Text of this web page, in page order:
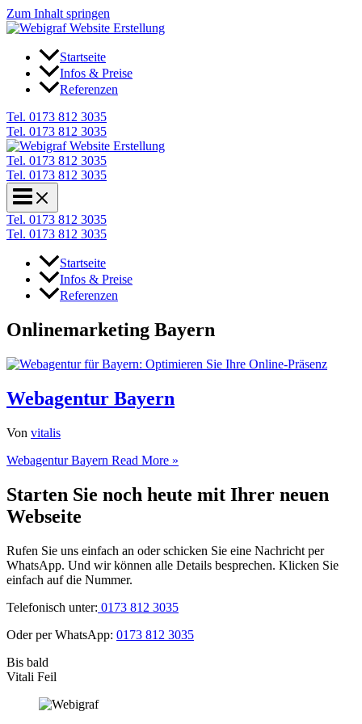
Zum Inhalt springen
Startseite
Infos & Preise
Referenzen
Tel. 0173 812 3035
Tel. 0173 812 3035
Tel. 0173 812 3035
Tel. 0173 812 3035
Tel. 0173 812 3035
Tel. 0173 812 3035
Startseite
Infos & Preise
Referenzen
Onlinemarketing Bayern
Webagentur Bayern
Von vitalis
Webagentur Bayern Read More »
Starten Sie noch heute mit Ihrer neuen
Webseite
Rufen Sie uns einfach an oder schicken Sie eine Nachricht per
WhatsApp. Und wir können alle Details besprechen. Klicken Sie
einfach auf die Nummer.
Telefonisch unter: 0173 812 3035
Oder per WhatsApp: 0173 812 3035
Bis bald
Vitali Feil